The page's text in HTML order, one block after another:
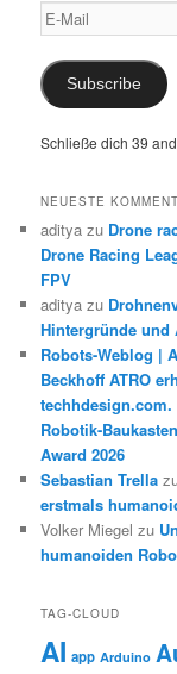
E-
Mail
Subscribe
Schließe dich 39
NEUESTE
aditya zu Drone
Drone Racing
FPV
aditya zu
Hintergründe und
Robots-Weblog |
Beckhoff ATRO
Robotik-
Award 2026
Sebastian Trella
erstmals
Volker Miegel zu
humanoiden
TAG-CLOUD
AI app Arduino